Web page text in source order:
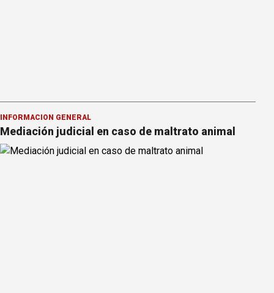
INFORMACION GENERAL
Mediación judicial en caso de maltrato animal